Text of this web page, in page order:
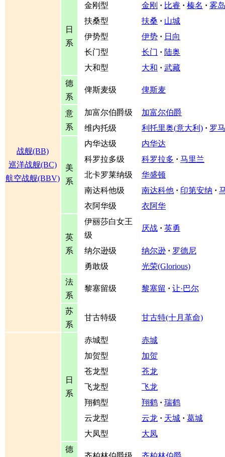
战舰(BB)
巡洋战舰(BC)
航空战舰(BBV)
日
系
金刚型 金刚 · 比睿 · 榛名 · 雾岛
扶桑型
扶桑 · 山城
伊势型
伊势 · 日向
长门型
长门 · 陆奥
大和型
大和 · 武藏
德
系
俾斯麦级 俾斯麦
意
系
加富尔伯爵级
加富尔伯爵
维内托级
利托里奥(意大利) · 罗马
美
系
内华达级
内华达
科罗拉多级
科罗拉多 · 马里兰
北卡罗莱纳级
华盛顿
南达科他级
南达科他 · 印第安纳 ·
衣阿华级
衣阿华
英
系
伊丽莎白女王
级
厌战 · 英勇
纳尔逊级 纳尔逊 · 罗德尼
勇敢级
光荣(Glorious)
法
系
黎塞留级 黎塞留 · 让·巴尔
苏
系
甘古特级 甘古特(十月革命)
日
系
赤城型
赤城
加贺型
加贺
苍龙型
苍龙
飞龙型
飞龙
翔鹤型
翔鹤 · 瑞鹤
云龙型
云龙 · 天城 · 葛城
大凤型
大凤
德